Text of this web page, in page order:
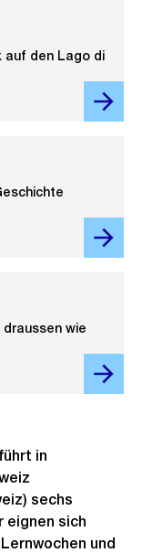
auf den Lago di
wie
in
sechs
eignen sich
und